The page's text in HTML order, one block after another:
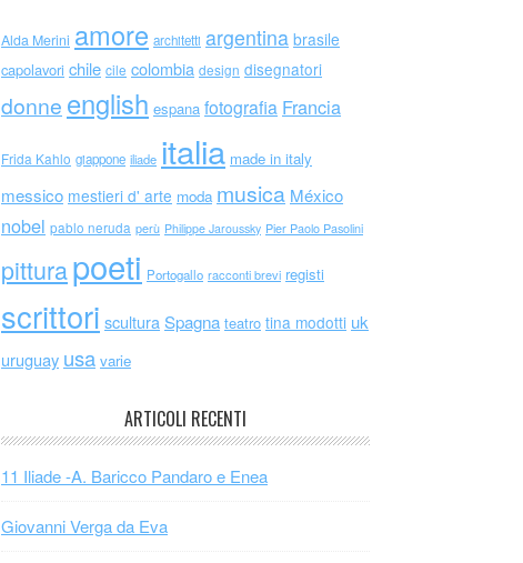
Alda Merini amore architetti argentina brasile
capolavori chile cile colombia design disegnatori
donne english espana fotografia Francia
Frida Kahlo giappone iliade italia made in italy
messico mestieri d' arte moda musica México
nobel pablo neruda perù Philippe Jaroussky Pier Paolo Pasolini
pitturapoeti Portogallo racconti brevi registi
scrittori scultura Spagna teatro tina modotti uk
uruguay usa varie
ARTICOLI RECENTI
11 Iliade -A. Baricco Pandaro e Enea
Giovanni Verga da Eva